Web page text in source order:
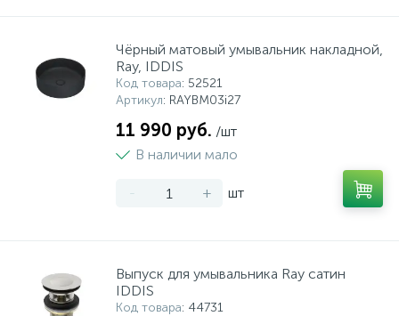
Чёрный матовый умывальник накладной,
Ray, IDDIS
Код товара: 52521
Артикул: RAYBM03i27
11 990 руб. /шт
В наличии мало
- + шт
Выпуск для умывальника Ray сатин
IDDIS
Код товара: 44731